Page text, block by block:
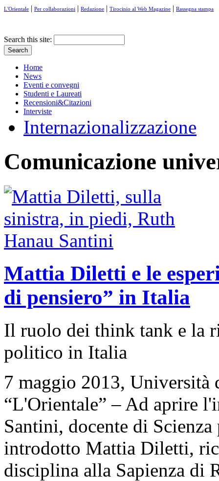
L'Orientale | Per collaborazioni | Redazione | Tirocinio al Web Magazine | Rassegna stampa
Search this site:
Home
News
Eventi e convegni
Studenti e Laureati
Recensioni&Citazioni
Interviste
Internazionalizzazione
Comunicazione
Mattia Diletti e le
di pensiero” in Italia
Il ruolo dei think tank e la
politico in Italia
7 maggio 2013,
“L'Orientale” – Ad aprire
Santini, docente di
introdotto Mattia Diletti,
disciplina alla Sapienza di